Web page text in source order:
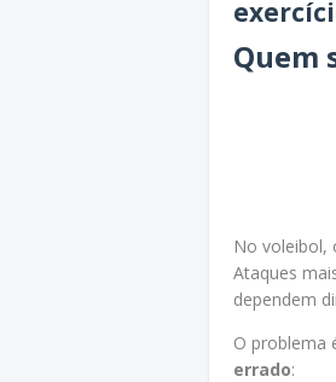
Quem
No voleibol,
Ataques
dependem
O problema
errado: